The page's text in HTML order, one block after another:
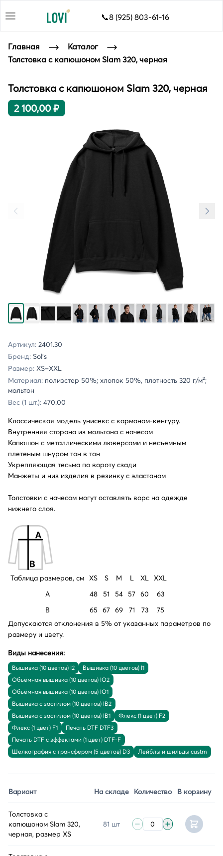
📞8 (925) 803-61-16
Главная
Каталог
Толстовка с капюшоном Slam 320, черная
Толстовка с капюшоном Slam 320, черная
2 100,00 ₽
Артикул: 2401.30
Бренд: Sol's
Размер: XS–XXL
Материал: полиэстер 50%; хлопок 50%, плотность 320 г/м²;
мольтон
Вес (1 шт.): 470.00
Классическая модель унисекс с карманом-кенгуру.
Внутренняя сторона из мольтона с начесом
Капюшон с металлическими люверсами и несъемным
плетеным шнуром тон в тон
Укрепляющая тесьма по вороту сзади
Манжеты и низ изделия в резинку с эластаном
Толстовки с начесом могут оставлять ворс на одежде
нижнего слоя.
Таблица размеров, см XS S M L XL XXL
A
48 51 54 57 60
63
B
65 67 69 71 73
75
Допускаются отклонения в 5% от указанных параметров по
размеру и цвету.
Виды нанесения:
Вышивка (10 цветов) I2
Вышивка (10 цветов) I1
Объёмная вышивка (10 цветов) IO2
Объёмная вышивка (10 цветов) IO1
Вышивка с застилом (10 цветов) IB2
Вышивка с застилом (10 цветов) IB1
Флекс (1 цвет) F2
Флекс (1 цвет) F1
Печать DTF DTF3
Печать DTF с эффектами (1 цвет) DTF-F
Шелкография с трансфером (5 цветов) D3
Лейблы и шильды custm
Вариант На складе Количество В корзину
Толстовка с
капюшоном Slam 320,
черная, размер XS
81 шт